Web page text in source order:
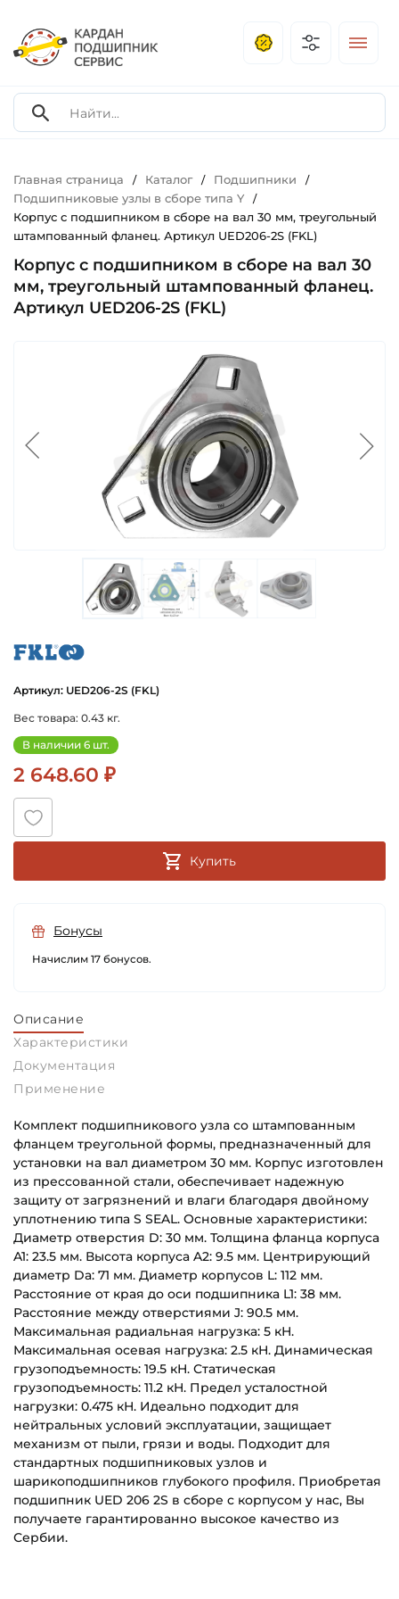
Главная страница / Каталог / Подшипники /
Подшипниковые узлы в сборе типа Y /
Корпус с подшипником в сборе на вал 30 мм, треугольный
штампованный фланец. Артикул UED206-2S (FKL)
Корпус с подшипником в сборе на вал 30
мм, треугольный штампованный фланец.
Артикул UED206-2S (FKL)
Артикул: UED206-2S (FKL)
Вес товара: 0.43 кг.
В наличии 6 шт.
2 648.60 ₽
Купить
Бонусы
Начислим 17 бонусов.
Описание
Характеристики
Применение
Документация
Комплект подшипникового узла со штампованным
фланцем треугольной формы, предназначенный для
установки на вал диаметром 30 мм. Корпус изготовлен
из прессованной стали, обеспечивает надежную
защиту от загрязнений и влаги благодаря двойному
уплотнению типа S SEAL. Основные характеристики:
Диаметр отверстия D: 30 мм. Толщина фланца корпуса
A1: 23.5 мм. Высота корпуса A2: 9.5 мм. Центрирующий
диаметр Da: 71 мм. Диаметр корпусов L: 112 мм.
Расстояние от края до оси подшипника L1: 38 мм.
Расстояние между отверстиями J: 90.5 мм.
Максимальная радиальная нагрузка: 5 кН.
Максимальная осевая нагрузка: 2.5 кН. Динамическая
грузоподъемность: 19.5 кН. Статическая
грузоподъемность: 11.2 кН. Предел усталостной
нагрузки: 0.475 кН. Идеально подходит для
нейтральных условий эксплуатации, защищает
механизм от пыли, грязи и воды. Подходит для
стандартных подшипниковых узлов и
шарикоподшипников глубокого профиля. Приобретая
подшипник UED 206 2S в сборе с корпусом у нас, Вы
получаете гарантированно высокое качество из
Сербии.